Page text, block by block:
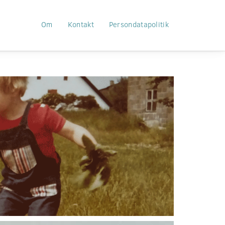
Om Kontakt Persondatapolitik